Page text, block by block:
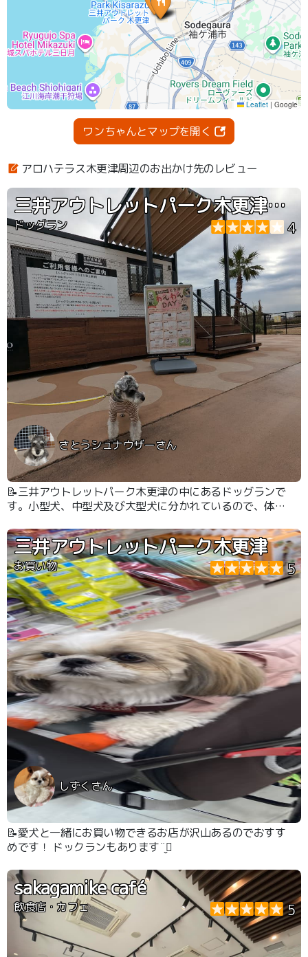
ワンちゃんとマップを開く
アロハテラス木更津周辺のお出かけ先のレビュー
三井アウトレットパーク木更津 ドッグラン
ドッグラン 4
さとうシュナウザーさん
📝三井アウトレットパーク木更津の中にあるドッグランで
す。小型犬、中型犬及び大型犬に分かれているので、体格
ができます。
三井アウトレットパーク木更津
お買い物 5
しずくさん
📝愛犬と一緒にお買い物できるお店が沢山あるのでおすす
めです！ ドックランもあります¨̮⃝
sakagamike café
飲食店・カフェ 5